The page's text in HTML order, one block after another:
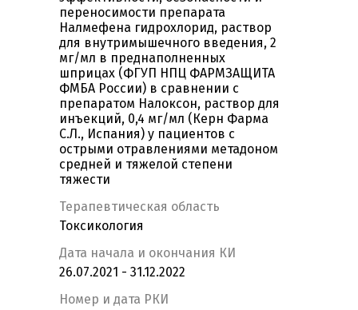
переносимости препарата
Налмефена гидрохлорид, раствор
для внутримышечного введения, 2
мг/мл в преднаполненных
шприцах (ФГУП НПЦ ФАРМЗАЩИТА
ФМБА России) в сравнении с
препаратом Налоксон, раствор для
инъекций, 0,4 мг/мл (Керн Фарма
С.Л., Испания) у пациентов с
острыми отравлениями метадоном
средней и тяжелой степени
тяжести
Терапевтическая область
Токсикология
Дата начала и окончания КИ
26.07.2021 - 31.12.2022
Номер и дата РКИ